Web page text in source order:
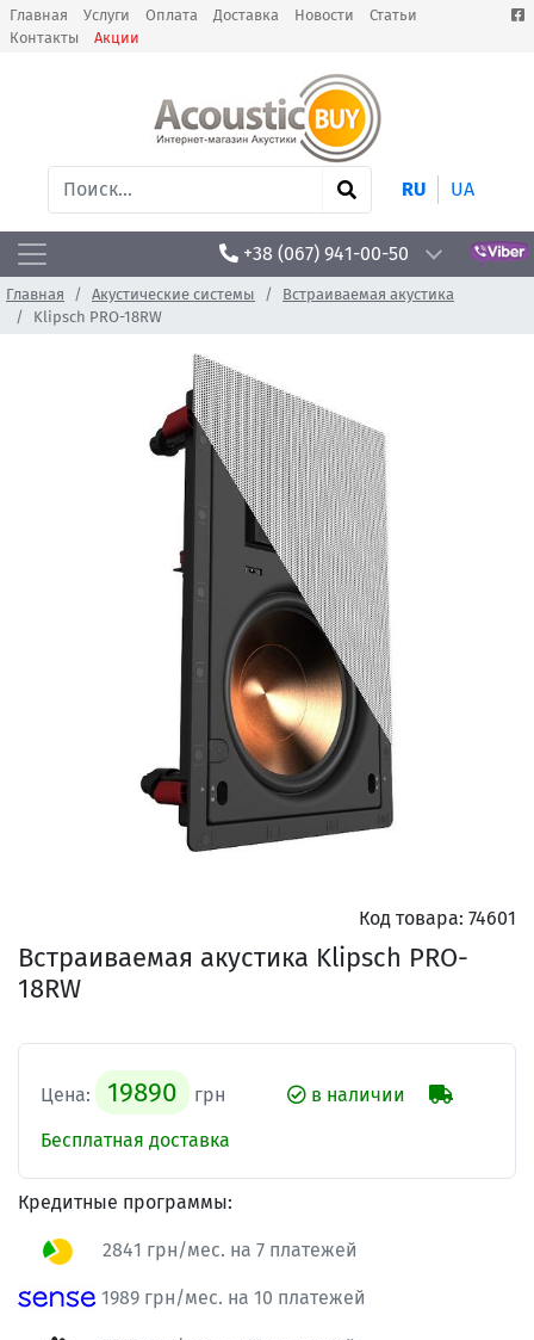
Главная Услуги Оплата Доставка Новости
Статьи
Контакты
Акции
RU UA
+38 (067) 941-00-50
Главная Акустические системы
Встраиваемая акустика
Klipsch PRO-18RW
Код товара: 74601
Встраиваемая акустика Klipsch PRO-
18RW
Цена: 19890 грн
в наличии
Бесплатная доставка
Кредитные программы:
2841 грн/мес. на 7 платежей
1989 грн/мес. на 10 платежей